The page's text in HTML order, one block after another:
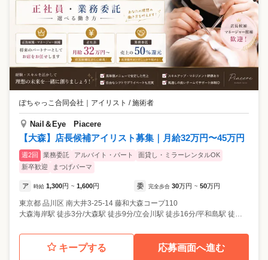
ぽちゃっこ合同会社 ｜ アイリスト / 施術者
Nail＆Eye Piacere
【大森】店長候補アイリスト募集｜月給32万円〜45万円
週2回 業務委託 アルバイト・パート
面貸し・ミラーレンタルOK
新卒歓迎
まつげパーマ
ア 時給 1,300円 ~ 1,600円 委 完全歩合 30万円 ~ 50万円
東京都 品川区 南大井3-25-14 藤和大森コープ110
キープする 応募画面へ進む